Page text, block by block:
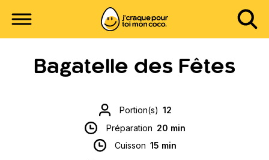
Bagatelle des Fêtes
Portion(s) 12
Préparation 20 min
Cuisson 15 min